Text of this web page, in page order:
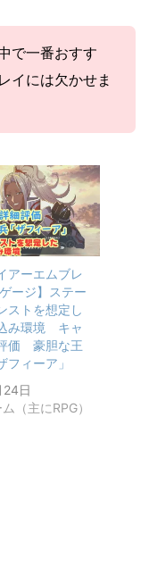
で一番おすす
イには欠かせま
アーエムブレ
ージ】ステー
ストを想定し
み環境 キャ
価 豪胆な王
フィーア」
日
（主にRPG）